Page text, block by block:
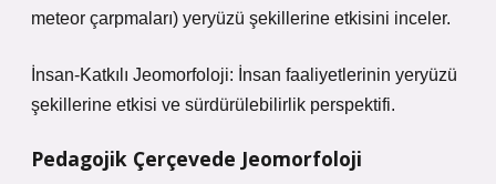
meteor çarpmaları) yeryüzü şekillerine etkisini inceler.
İnsan-Katkılı Jeomorfoloji: İnsan faaliyetlerinin yeryüzü
şekillerine etkisi ve sürdürülebilirlik perspektifi.
Pedagojik Çerçevede Jeomorfoloji